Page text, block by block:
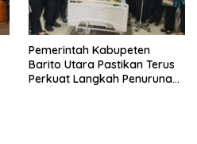
Pemerintah Kabupeten
Barito Utara Pastikan Terus
Perkuat Langkah Penurunan